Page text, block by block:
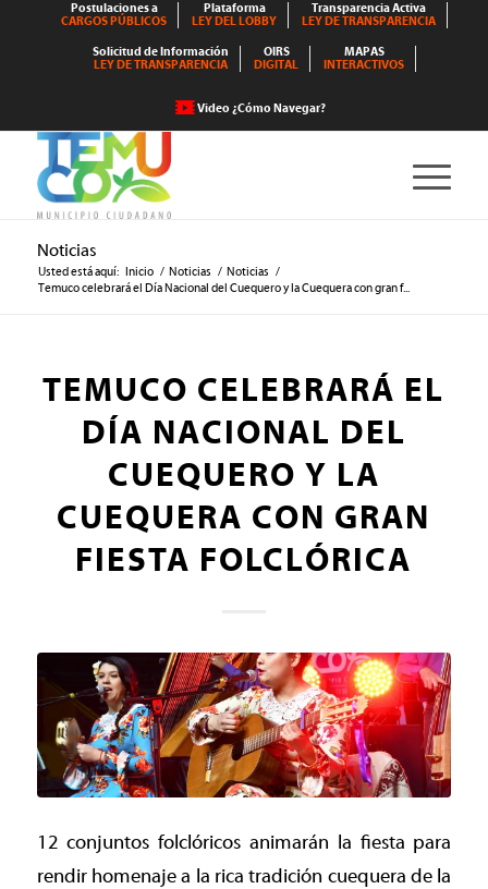
Postulaciones a
CARGOS PÚBLICOS
Plataforma
LEY DEL LOBBY
Transparencia Activa
LEY DE TRANSPARENCIA
Solicitud de Información
LEY DE TRANSPARENCIA
OIRS
DIGITAL
MAPAS
INTERACTIVOS
Video ¿Cómo Navegar?
Noticias
Usted está aquí: Inicio / Noticias / Noticias /
Temuco celebrará el Día Nacional del Cuequero y la Cuequera con gran f...
TEMUCO CELEBRARÁ EL
DÍA NACIONAL DEL
CUEQUERO Y LA
CUEQUERA CON GRAN
FIESTA FOLCLÓRICA
12 conjuntos folclóricos animarán la fiesta para
rendir homenaje a la rica tradición cuequera de la